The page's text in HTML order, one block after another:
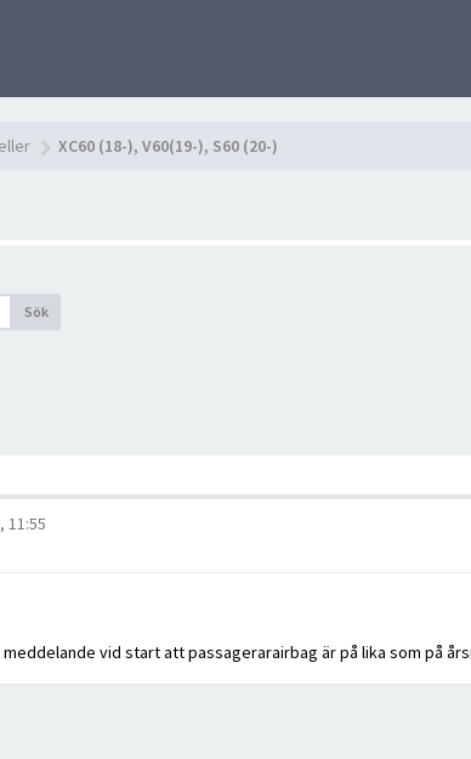
XC60 (18-), V60(19-), S60 (20-)
Sök
11:55
vid start att passagerarairbag är på lika som på